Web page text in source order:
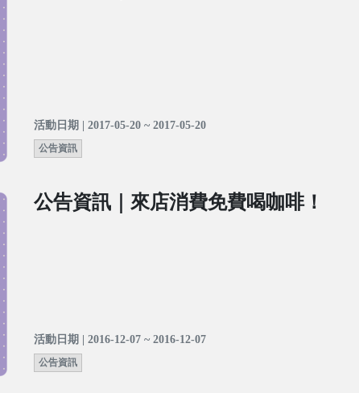
活動日期 | 2017-05-20 ~ 2017-05-20
公告資訊
公告資訊｜來店消費免費喝咖啡！
活動日期 | 2016-12-07 ~ 2016-12-07
公告資訊